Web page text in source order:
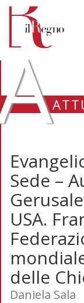
Sede –
USA.
delle
Daniela Sala